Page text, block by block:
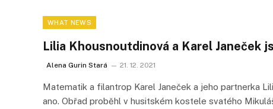
WHAT NEWS
Lilia Khousnoutdinová a Karel Janeček
Alena Gurin Stará 21. 12. 2021
Matematik a filantrop Karel Janeček a jeho partnerka
ano. Obřad proběhl v husitském kostele svatého